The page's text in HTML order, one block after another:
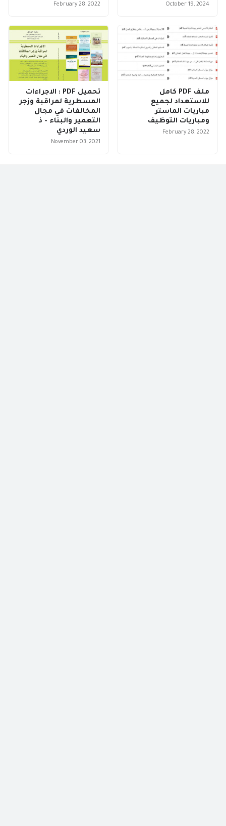
October 19, 2024
February 28, 2022
ملف PDF كامل
للاستعداد لجميع
مباريات الماستر
ومباريات التوظيف
February 28, 2022
تحميل PDF : الاجراءات
المسطرية لمراقبة وزجر
المخالفات في مجال
التعمير والبناء - ذ
سعيد الوردي
November 03, 2021